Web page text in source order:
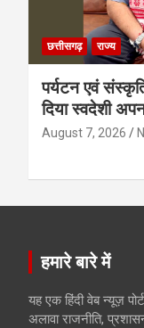
छत्तीसगढ़ राज्य
पर्यटन एवं
दिया स्वदेशी
August 7, 2026
हमारे बारे में
यह एक हिंदी वेब न्यूज़
अलावा राजनीति,